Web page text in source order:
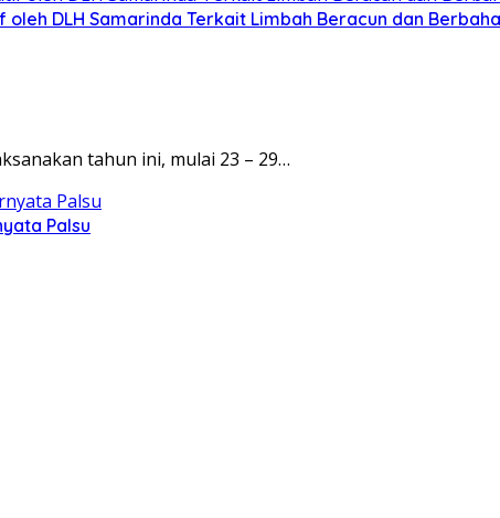
DLH Samarinda Terkait Limbah Beracun dan
tahun ini, mulai 23 – 29…
Palsu